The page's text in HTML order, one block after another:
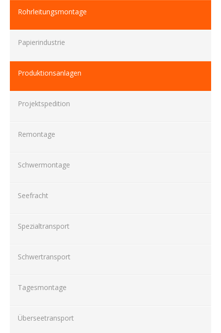
Rohrleitungsmontage
Papierindustrie
Produktionsanlagen
Projektspedition
Remontage
Schwermontage
Seefracht
Spezialtransport
Schwertransport
Tagesmontage
Überseetransport